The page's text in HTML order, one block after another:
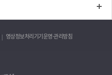
영상정보처리기기운영·관리방침